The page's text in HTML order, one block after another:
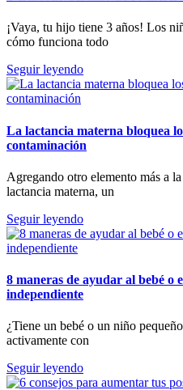
¡Vaya, tu hijo tiene 3 años! Los
cómo funciona todo
Seguir leyendo
La lactancia materna bloquea
contaminación
Agregando otro elemento más a
lactancia materna, un
Seguir leyendo
8 maneras de ayudar al bebé o
independiente
¿Tiene un bebé o un niño
activamente con
Seguir leyendo